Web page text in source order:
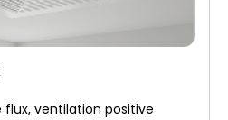
flux, ventilation positive